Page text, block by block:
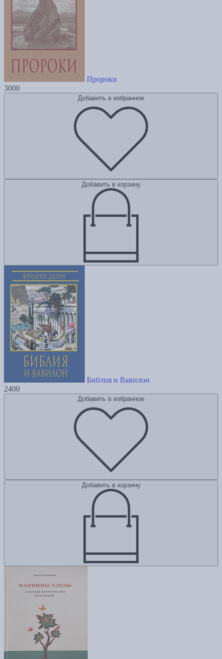
Пророки
3000
Добавить в избранное
Добавить в корзину
Библия и Вавилон
2400
Добавить в избранное
Добавить в корзину